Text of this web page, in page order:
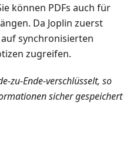
können PDFs auch für
Da Joplin zuerst
synchronisierten
zugreifen.
zu-Ende-verschlüsselt, so
sicher gespeichert